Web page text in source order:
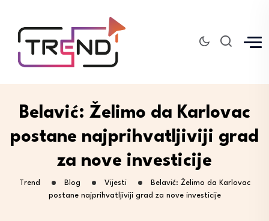
Belavić: Želimo da Karlovac
postane najprihvatljiviji grad
za nove investicije
Trend Blog Vijesti
Belavić: Želimo da Karlovac
postane najprihvatljiviji grad za nove investicije